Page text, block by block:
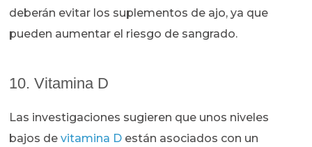
deberán evitar los suplementos de ajo, ya que
pueden aumentar el riesgo de sangrado.
10. Vitamina D
Las investigaciones sugieren que unos niveles
bajos devitamina D están asociados con un